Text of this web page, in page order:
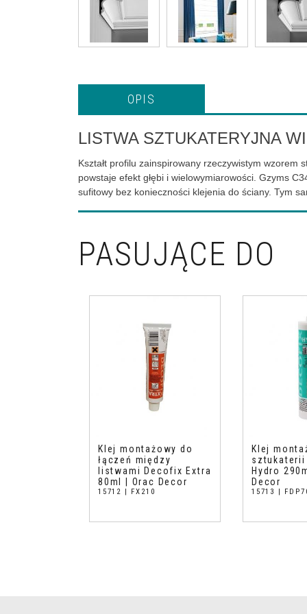
OPIS
LISTWA SZTUKATERYJNA
Kształt profilu zainspirowany rzeczywistym
powstaje efekt głębi i wielowymiarowości. Gzyms
sufitowy bez konieczności klejenia do ściany. Tym
PASUJĄCE DO
Klej montażowy do
łączeń między
listwami Decofix Extra
80ml | Orac Decor
15712 | FX210
Klej
Hydro
Decor
15713 |